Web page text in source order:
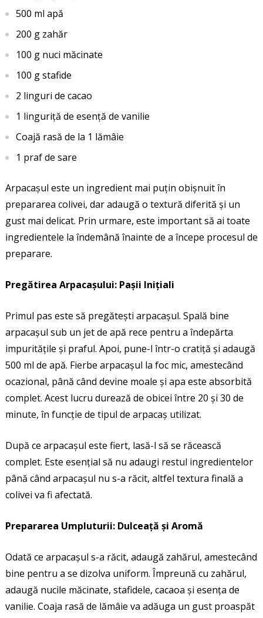
500 ml apă
200 g zahăr
100 g nuci măcinate
100 g stafide
2 linguri de cacao
1 linguriță de esență de vanilie
Coajă rasă de la 1 lămâie
1 praf de sare
Arpacașul este un ingredient mai puțin obișnuit în
prepararea colivei, dar adaugă o textură diferită și un
gust mai delicat. Prin urmare, este important să ai toate
ingredientele la îndemână înainte de a începe procesul de
preparare.
Pregătirea Arpacașului: Pașii Inițiali
Primul pas este să pregătești arpacașul. Spală bine
arpacașul sub un jet de apă rece pentru a îndepărta
impuritățile și praful. Apoi, pune-l într-o cratiță și adaugă
500 ml de apă. Fierbe arpacașul la foc mic, amestecând
ocazional, până când devine moale și apa este absorbită
complet. Acest lucru durează de obicei între 20 și 30 de
minute, în funcție de tipul de arpacaș utilizat.
După ce arpacașul este fiert, lasă-l să se răcească
complet. Este esențial să nu adaugi restul ingredientelor
până când arpacașul nu s-a răcit, altfel textura finală a
colivei va fi afectată.
Prepararea Umpluturii: Dulceață și Aromă
Odată ce arpacașul s-a răcit, adaugă zahărul, amestecând
bine pentru a se dizolva uniform. Împreună cu zahărul,
adaugă nucile măcinate, stafidele, cacaoa și esența de
vanilie. Coaja rasă de lămâie va adăuga un gust proaspăt